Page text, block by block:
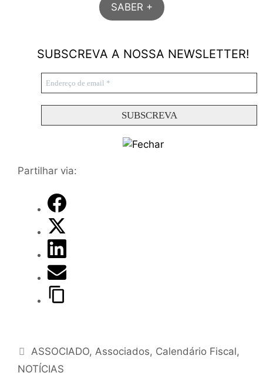
SABER +
SUBSCREVA A NOSSA NEWSLETTER!
Partilhar via:
ASSOCIADO,Associados, Calendário Fiscal,
NOTÍCIAS